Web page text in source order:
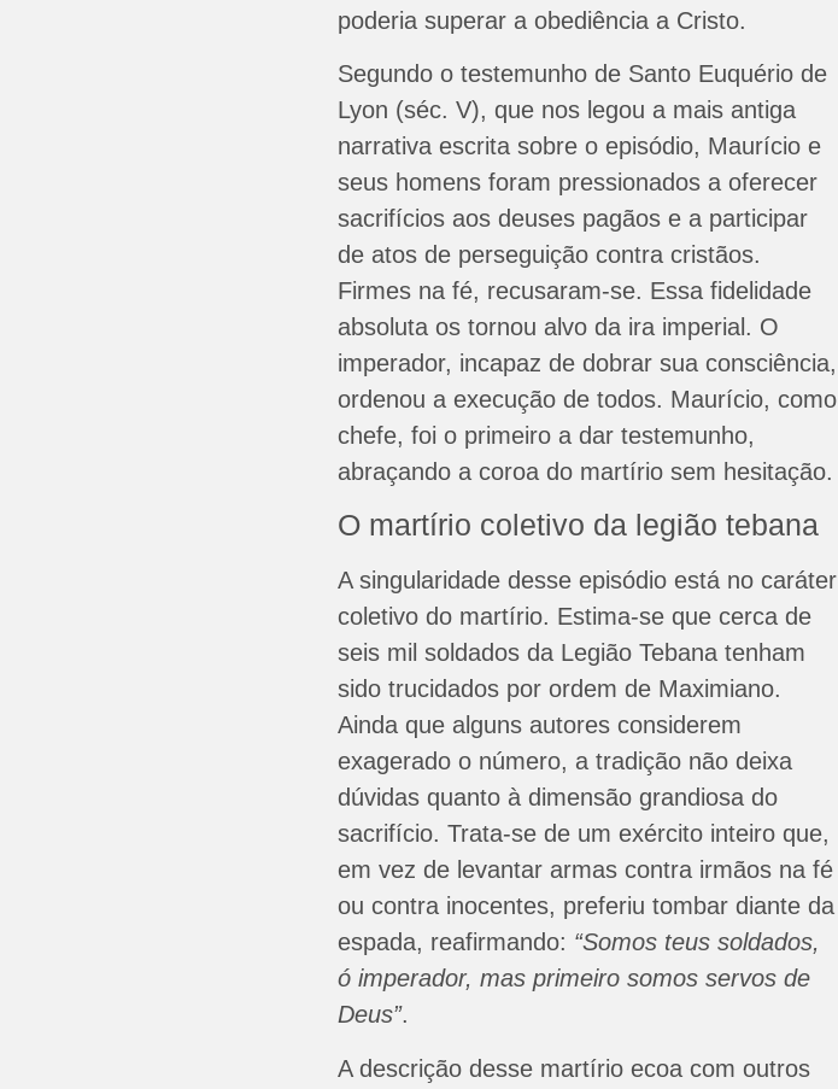
poderia superar a obediência a Cristo.
Segundo o testemunho de Santo Euquério de
Lyon (séc. V), que nos legou a mais antiga
narrativa escrita sobre o episódio, Maurício e
seus homens foram pressionados a oferecer
sacrifícios aos deuses pagãos e a participar
de atos de perseguição contra cristãos.
Firmes na fé, recusaram-se. Essa fidelidade
absoluta os tornou alvo da ira imperial. O
imperador, incapaz de dobrar sua consciência,
ordenou a execução de todos. Maurício, como
chefe, foi o primeiro a dar testemunho,
abraçando a coroa do martírio sem hesitação.
O martírio coletivo da legião tebana
A singularidade desse episódio está no caráter
coletivo do martírio. Estima-se que cerca de
seis mil soldados da Legião Tebana tenham
sido trucidados por ordem de Maximiano.
Ainda que alguns autores considerem
exagerado o número, a tradição não deixa
dúvidas quanto à dimensão grandiosa do
sacrifício. Trata-se de um exército inteiro que,
em vez de levantar armas contra irmãos na fé
ou contra inocentes, preferiu tombar diante da
espada, reafirmando: “Somos teus soldados,
ó imperador, mas primeiro somos servos de
Deus”.
A descrição desse martírio ecoa com outros